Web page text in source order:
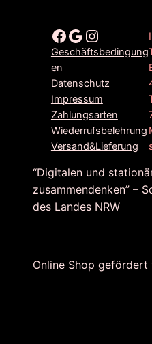
Facebook Google Instagram
Geschäftsbedingung
en
Datenschutz
Impressum
Zahlungsarten
Wiederrufsbelehrung
Versand&Lieferung
“Digitalen und
zusammendenken” –
des Landes NRW
Online Shop gefördert